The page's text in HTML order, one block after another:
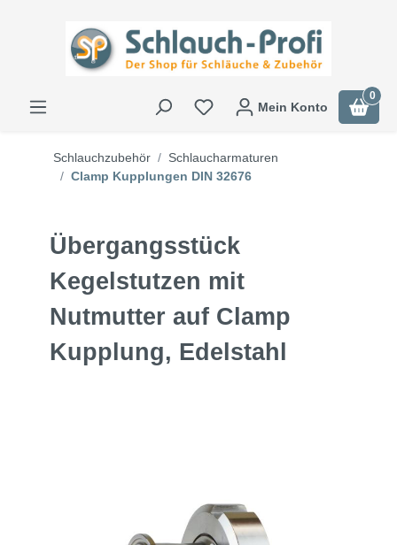
Mein Konto
0
Schlauchzubehör
Schlaucharmaturen
Clamp Kupplungen DIN 32676
Übergangsstück
Kegelstutzen mit
Nutmutter auf Clamp
Kupplung, Edelstahl